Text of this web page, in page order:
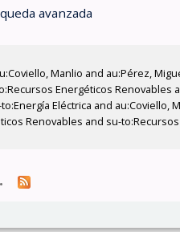
avanzada
Manlio and au:Pérez,
Energéticos
Eléctrica and
Renovables and su-